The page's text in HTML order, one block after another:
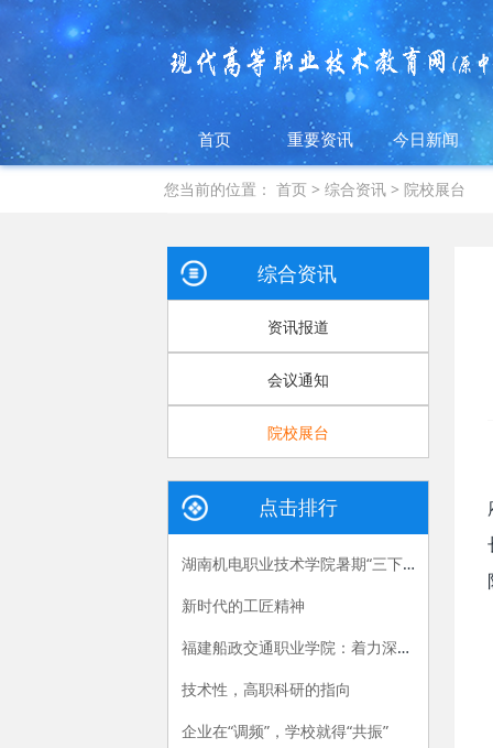
首页 重要资讯 今日新闻
您当前的位置：首页 >综合资讯 >院校展台
综合资讯
资讯报道
会议通知
院校展台
点击排行
湖南机电职业技术学院暑期“三下乡”：长大后，我就成了你
新时代的工匠精神
福建船政交通职业学院：着力深化产教融合，“六招”助推职教供给侧改革
技术性，高职科研的指向
企业在“调频”，学校就得“共振”